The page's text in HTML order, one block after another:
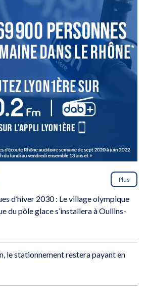
Plus
d’hiver 2030 : Le village olympique
du pôle glace s’installera à Oullins-
le stationnement restera payant en